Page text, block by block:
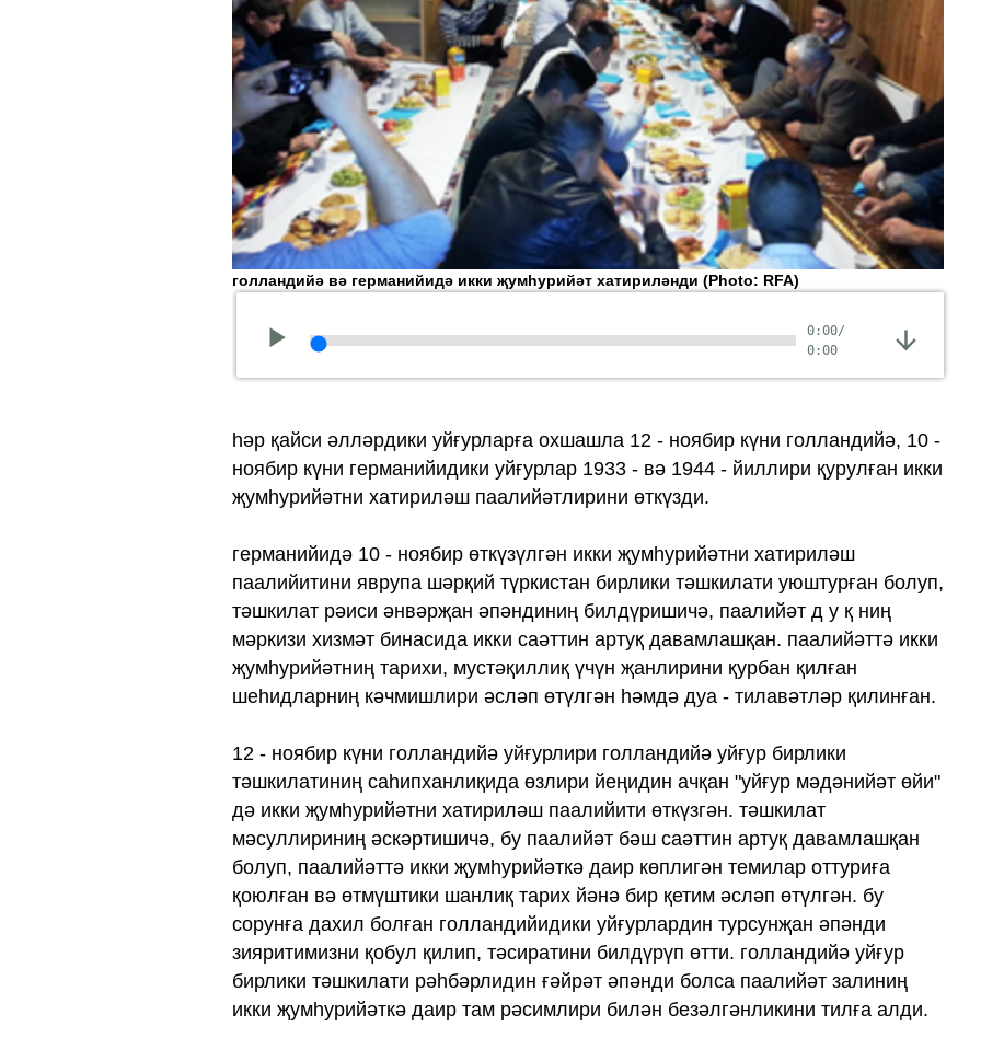
голландийә вә германийидә икки җумһурийәт хатириләнди (Photo: RFA)
0:00/
0:00
һәр қайси әлләрдики уйғурларға охшашла 12 - ноябир күни голландийә, 10 -
ноябир күни германийидики уйғурлар 1933 - вә 1944 - йиллири қурулған икки
җумһурийәтни хатириләш паалийәтлирини өткүзди.
германийидә 10 - ноябир өткүзүлгән икки җумһурийәтни хатириләш
паалийитини яврупа шәрқий түркистан бирлики тәшкилати уюштурған болуп,
тәшкилат рәиси әнвәрҗан әпәндиниң билдүришичә, паалийәт д у қ ниң
мәркизи хизмәт бинасида икки саәттин артуқ давамлашқан. паалийәттә икки
җумһурийәтниң тарихи, мустәқиллиқ үчүн җанлирини қурбан қилған
шеһидларниң кәчмишлири әсләп өтүлгән һәмдә дуа - тилавәтләр қилинған.
12 - ноябир күни голландийә уйғурлири голландийә уйғур бирлики
тәшкилатиниң саһипханлиқида өзлири йеңидин ачқан "уйғур мәдәнийәт өйи"
дә икки җумһурийәтни хатириләш паалийити өткүзгән. тәшкилат
мәсуллириниң әскәртишичә, бу паалийәт бәш саәттин артуқ давамлашқан
болуп, паалийәттә икки җумһурийәткә даир көплигән темилар оттуриға
қоюлған вә өтмүштики шанлиқ тарих йәнә бир қетим әсләп өтүлгән. бу
сорунға дахил болған голландийидики уйғурлардин турсунҗан әпәнди
зияритимизни қобул қилип, тәсиратини билдүрүп өтти. голландийә уйғур
бирлики тәшкилати рәһбәрлидин ғәйрәт әпәнди болса паалийәт залиниң
икки җумһурийәткә даир там рәсимлири билән безәлгәнликини тилға алди.